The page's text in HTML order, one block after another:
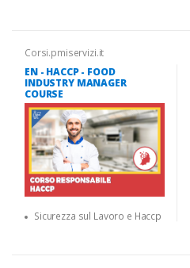
Corsi.pmiservizi.it
EN - HACCP - FOOD
INDUSTRY MANAGER
COURSE
Sicurezza sul Lavoro e Haccp